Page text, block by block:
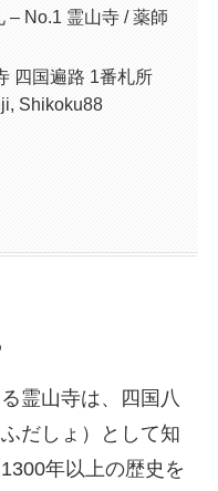
– No.1 霊山寺 / 薬師
四国遍路 1番札所
Shikoku88
霊山寺は、四国八
だしょ）として知
年以上の歴史を